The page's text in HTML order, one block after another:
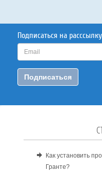
Подписаться на расссылку
Подписаться
Как установить
Гранте?